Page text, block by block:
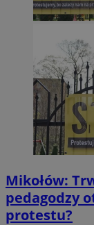
Mikołów:
pedagodzy
protestu?